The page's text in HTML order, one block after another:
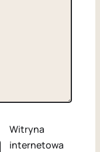
Witryna
internetowa